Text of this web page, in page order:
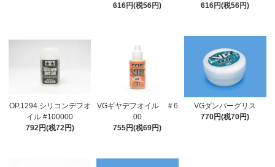
616円(税56円)
616円(税56円)
OP.1294 シリコンデフオ
イル #100000
792円(税72円)
VGギヤデフオイル ＃6
00
755円(税69円)
VGダンパーグリス
770円(税70円)